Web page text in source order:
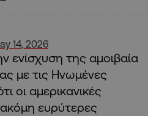
14, 2026
ενίσχυση της αμοιβαία
με τις Ηνωμένες
οι αμερικανικές
ευρύτερες